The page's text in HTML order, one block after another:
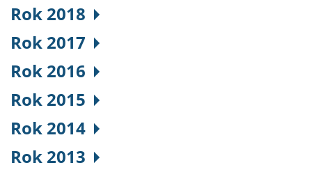
Rok 2018
Rok 2017
Rok 2016
Rok 2015
Rok 2014
Rok 2013